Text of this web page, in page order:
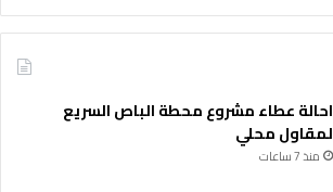
احالة عطاء مشروع محطة الباص السريع
لمقاول محلي
منذ 7 ساعات